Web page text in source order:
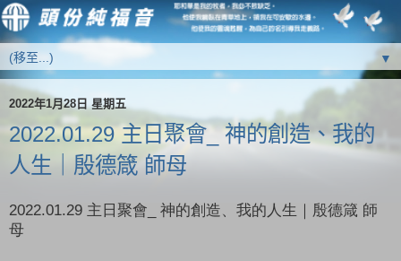
▼
2022年1月28日 星期五
2022.01.29 主日聚會_ 神的創造、我的
人生｜殷德箴 師母
2022.01.29 主日聚會 神的創造、我的人生｜殷德箴 師
母